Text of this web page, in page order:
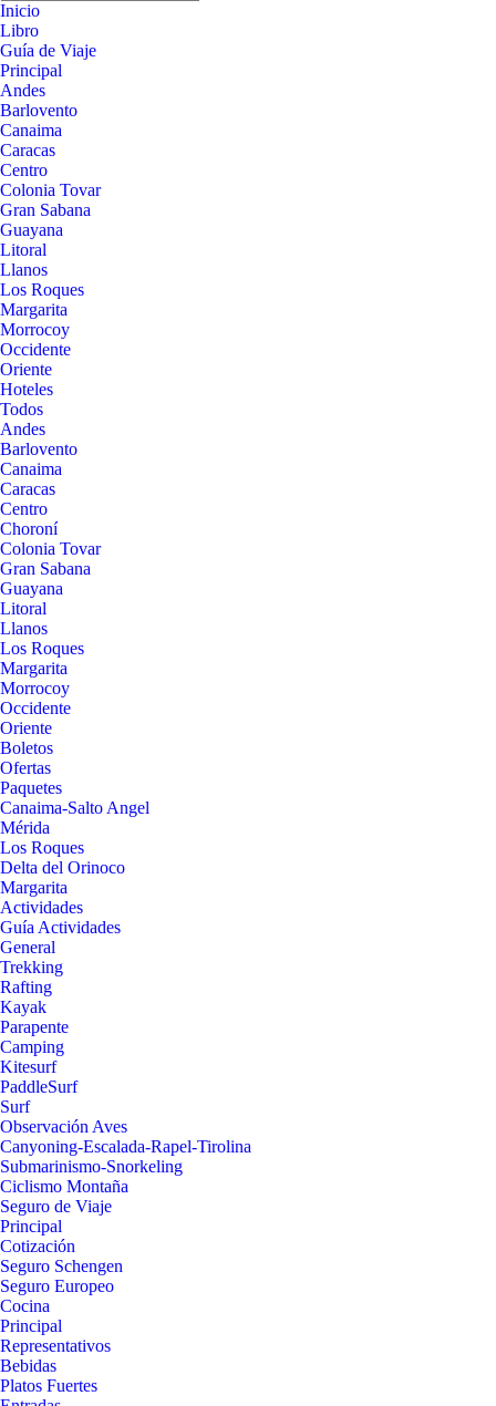
Inicio
Libro
Guía de Viaje
Principal
Andes
Barlovento
Canaima
Caracas
Centro
Colonia Tovar
Gran Sabana
Guayana
Litoral
Llanos
Los Roques
Margarita
Morrocoy
Occidente
Oriente
Hoteles
Todos
Andes
Barlovento
Canaima
Caracas
Centro
Choroní
Colonia Tovar
Gran Sabana
Guayana
Litoral
Llanos
Los Roques
Margarita
Morrocoy
Occidente
Oriente
Boletos
Ofertas
Paquetes
Canaima-Salto Angel
Mérida
Los Roques
Delta del Orinoco
Margarita
Actividades
Guía Actividades
General
Trekking
Rafting
Kayak
Parapente
Camping
Kitesurf
PaddleSurf
Surf
Observación Aves
Canyoning-Escalada-Rapel-Tirolina
Submarinismo-Snorkeling
Ciclismo Montaña
Seguro de Viaje
Principal
Cotización
Seguro Schengen
Seguro Europeo
Cocina
Principal
Representativos
Bebidas
Platos Fuertes